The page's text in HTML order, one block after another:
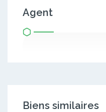
Agent
Biens similaires